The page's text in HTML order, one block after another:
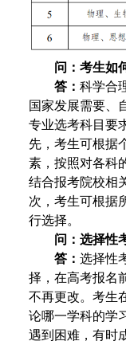
问：考生如
答： 科学合
国家发展需要、
专业选考科目要
先，考生可根据
素，按照对各科
结合报考院校相
次，考生可根据
行选择。
问：选择性
答： 选择性
择，在高考报名
不再更改。考生
论哪一学科的学
遇到困难，有时